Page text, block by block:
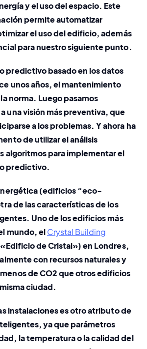
y el uso del espacio. Este
permite automatizar
el uso del edificio, además
para nuestro siguiente punto.
predictivo basado en los datos
unos años, el mantenimiento
norma. Luego pasamos
una visión más preventiva, que
a los problemas. Y ahora ha
de utilizar el análisis
predictivo.
(edificios “eco-
de las características de los
Uno de los edificios más
mundo, el Crystal Building
de Cristal») en Londres,
con recursos naturales y
de CO2 que otros edificios
ciudad.
instalaciones es otro atributo de
ya que parámetros
la temperatura o la calidad del